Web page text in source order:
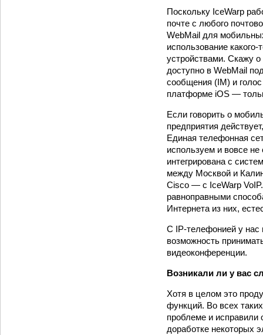
Поскольку IceWarp
почте с любого
WebMail для
использование
устройствами. Скажу
доступно в WebMail
сообщения (IM) и
платформе iOS —
Если говорить о
предприятия
Единая телефонная
используем и вовсе
интегрирована с
между Москвой и
Cisco — с IceWarp
равноправными
Интернета из них,
С IP-телефонией у нас
возможность
видеоконференции.
Возникали ли у вас
Хотя в целом это
функций. Во всех
проблеме и
доработке некоторых